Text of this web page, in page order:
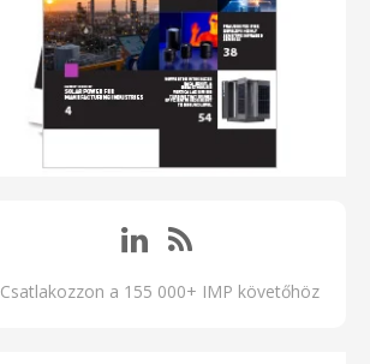
Csatlakozzon a 155 000+ IMP követőhöz